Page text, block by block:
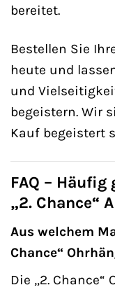
bereitet.
Bestellen Sie
heute und
und
begeistern. Wir
Kauf begeistert
FAQ –
„2. Chance“
Aus welchem
Chance“
Die „2. Chance“